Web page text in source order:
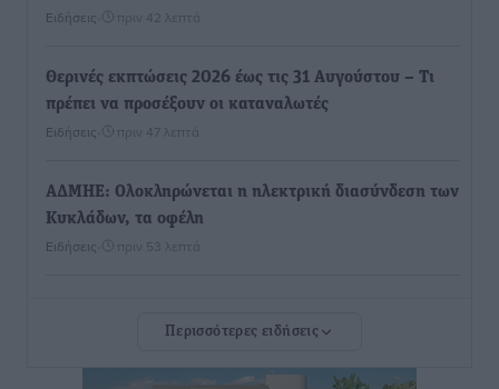
Ειδήσεις πριν 42 λεπτά
Θερινές εκπτώσεις 2026 έως τις 31 Αυγούστου – Τι
πρέπει να προσέξουν οι καταναλωτές
Ειδήσεις πριν 47 λεπτά
ΑΔΜΗΕ: Ολοκληρώνεται η ηλεκτρική διασύνδεση των
Κυκλάδων, τα οφέλη
Ειδήσεις πριν 53 λεπτά
– Τι ισχύει για ΈλληνεςΠερισσότερες ειδήσεις